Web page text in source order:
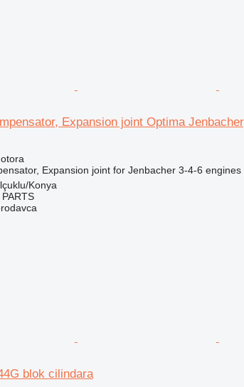
Expansion joint Optima
Expansion joint for Jenbacher 3-4-6
Konya
blok cilindara